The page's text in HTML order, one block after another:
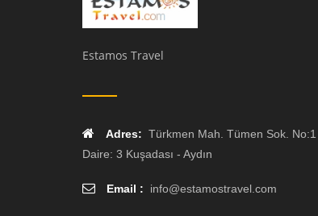
Estamos Travel
Adres: Türkmen Mah. Tümen Sok. No:1
Daire: 3 Kuşadası - Aydın
Email : info@estamostravel.com